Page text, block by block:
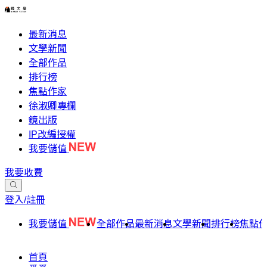
最新消息
文學新聞
全部作品
排行榜
焦點作家
徐淑卿專欄
鏡出版
IP改編授權
我要儲值
我要收費
登入/註冊
我要儲值 全部作品最新消息文學新聞排行榜焦點
首頁